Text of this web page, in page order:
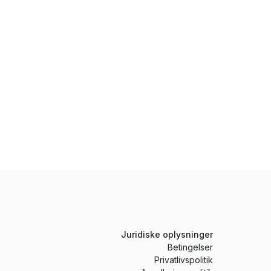
Juridiske oplysninger
Betingelser
Privatlivspolitik